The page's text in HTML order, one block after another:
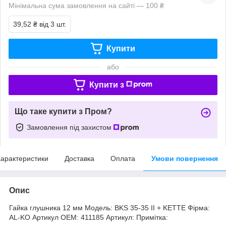
Мінімальна сума замовлення на сайті — 100 ₴
39,52 ₴ від 3 шт.
Купити
або
Купити з
Що таке купити з Пром?
Замовлення під захистом
Доставка Оплата Умови повернення
Опис
Гайка глушника 12 мм Модель: BKS 35-35 II + KETTE Фірма:
AL-KO Артикул OEM: 411185 Артикул: Примітка: